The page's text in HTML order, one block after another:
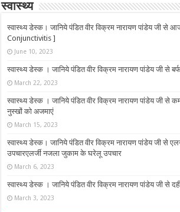
स्वास्थ्य
स्वास्थ्य डेस्क। जानिये पंडित वीर विक्रम नारायण पांडेय जी
Conjunctivitis ]
June 10, 2023
स्वास्थ्य डेस्क । जानिये पंडित वीर विक्रम नारायण पांडेय जी से
March 22, 2023
स्वास्थ्य डेस्क । जानिये पंडित वीर विक्रम नारायण पांडेय जी से
नुस्‍खों को अजमाएं
March 15, 2023
स्वास्थ्य डेस्क। जानिये पंडित वीर विक्रम नारायण पांडेय जी से
उपचारएलर्जी नजला जुकाम के घरेलू उपचार
March 6, 2023
स्वास्थ्य डेस्क । जानिये पंडित वीर विक्रम नारायण पांडेय जी से
March 3, 2023